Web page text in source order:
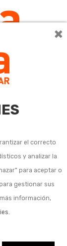
×
el correcto
y analizar la
para aceptar o
gestionar sus
información,